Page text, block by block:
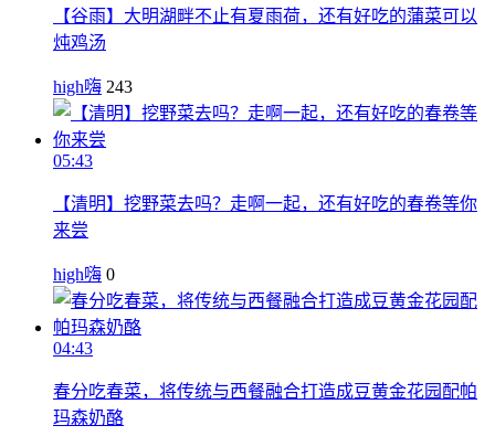
【谷雨】大明湖畔不止有夏雨荷，还有好吃的蒲菜可以
炖鸡汤
high嗨 243
05:43
【清明】挖野菜去吗？走啊一起，还有好吃的春卷等你
来尝
high嗨 0
04:43
春分吃春菜，将传统与西餐融合打造成豆黄金花园配帕
玛森奶酪